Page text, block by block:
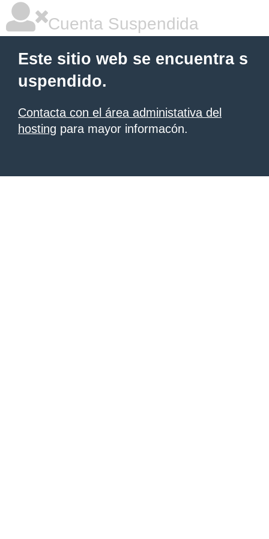
Cuenta Suspendida
Este sitio web se encuentra s
uspendido.
Contacta con el área administativa del
hosting para mayor informacón.